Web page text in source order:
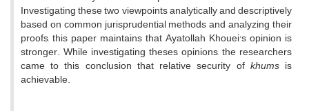
Investigating these two viewpoints analytically and descriptively
based on common jurisprudential methods and analyzing their
proofs, this paper maintains that Ayatollah Khouei's opinion is
stronger. While investigating theses opinions, the researchers
came to this conclusion that relative security of khumsis
achievable.